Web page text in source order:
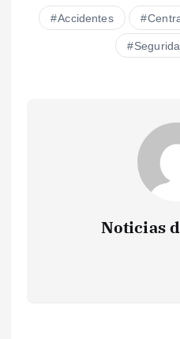
Accidentes
Noticias